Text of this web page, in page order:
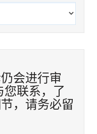
会进行审
联系，了
，请务必留